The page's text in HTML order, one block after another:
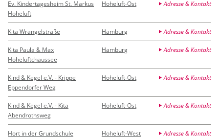
Ev. Kindertagesheim St. Markus
Hoheluft
Hoheluft-Ost Adresse & Kontakt
Kita Wrangelstraße Hamburg Adresse & Kontakt
Kita Paula & Max
Hoheluftchaussee
Hamburg Adresse & Kontakt
Kind & Kegel e.V. - Krippe
Eppendorfer Weg
Hoheluft-Ost Adresse & Kontakt
Kind & Kegel e.V. - Kita
Abendrothsweg
Hoheluft-Ost Adresse & Kontakt
Hort in der Grundschule
Hoheluft-West Adresse & Kontakt